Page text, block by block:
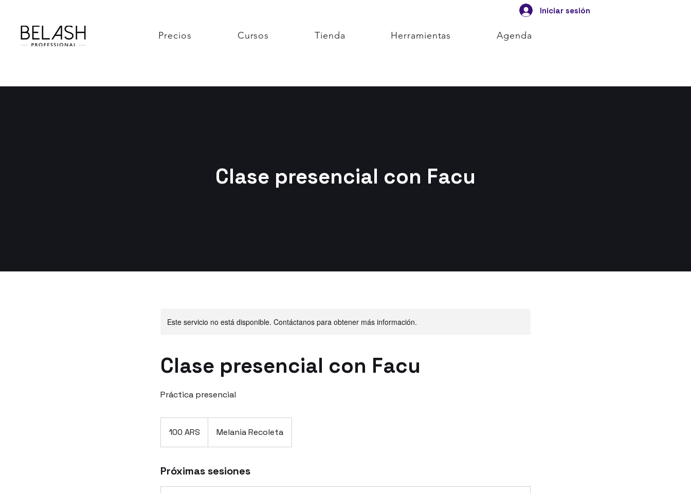
Iniciar sesión
Precios Cursos Tienda Herramientas Agenda
Clase presencial con Facu
Este servicio no está disponible. Contáctanos para obtener más información.
Clase presencial con Facu
Práctica presencial
argentinos
100 ARS Melania Recoleta
Próximas sesiones